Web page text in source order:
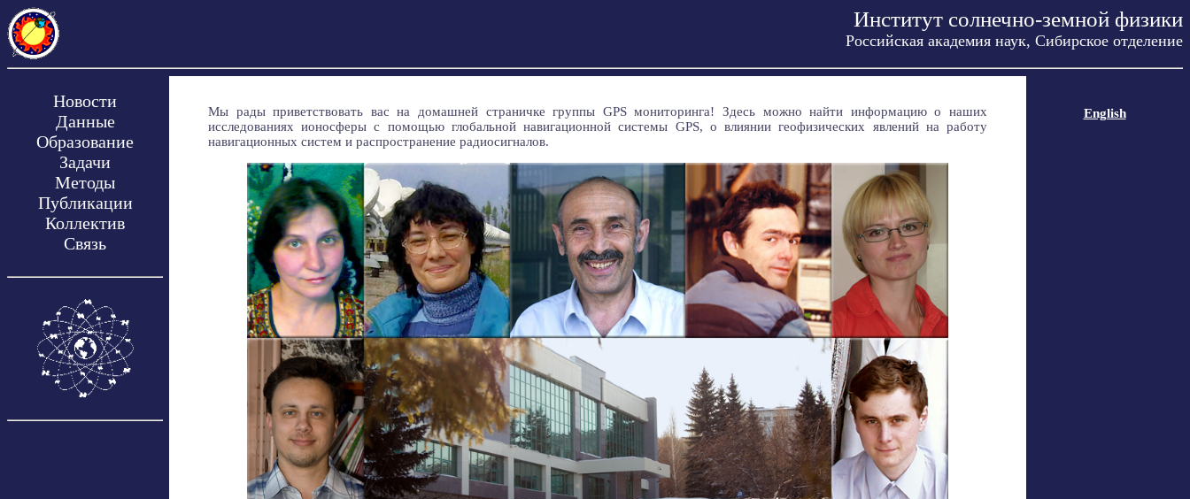
Институт солнечно-земной физики
Российская академия наук, Сибирское отделение
Новости
Данные
Образование
Задачи
Методы
Публикации
Коллектив
Связь
Мы рады приветствовать вас на домашней страничке группы GPS мониторинга! Здесь можно найти информацию о наших
исследованиях ионосферы с помощью глобальной навигационной системы GPS, о влиянии геофизических явлений на работу
навигационных систем и распространение радиосигналов.
English